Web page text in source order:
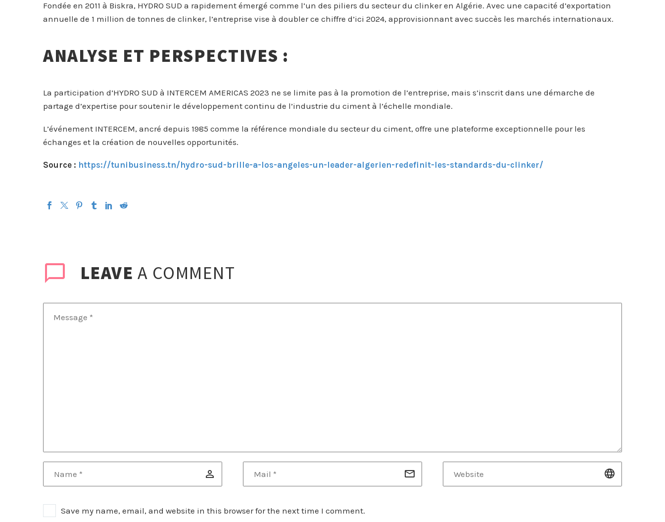
Fondée en 2011 à Biskra, HYDRO SUD a rapidement émergé comme l’un des piliers du secteur du clinker en Algérie. Avec une capacité d’exportation
annuelle de 1 million de tonnes de clinker, l’entreprise vise à doubler ce chiffre d’ici 2024, approvisionnant avec succès les marchés internationaux.
ANALYSE ET PERSPECTIVES :
La participation d’HYDRO SUD à INTERCEM AMERICAS 2023 ne se limite pas à la promotion de l’entreprise, mais s’inscrit dans une démarche de
partage d’expertise pour soutenir le développement continu de l’industrie du ciment à l’échelle mondiale.
L’événement INTERCEM, ancré depuis 1985 comme la référence mondiale du secteur du ciment, offre une plateforme exceptionnelle pour les
échanges et la création de nouvelles opportunités.
Source : https://tunibusiness.tn/hydro-sud-brille-a-los-angeles-un-leader-algerien-redefinit-les-standards-du-clinker/
LEAVE A COMMENT
Save my name, email, and website in this browser for the next time I comment.